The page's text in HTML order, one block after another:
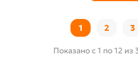
1 2 3
Показано с 1 по 12 из